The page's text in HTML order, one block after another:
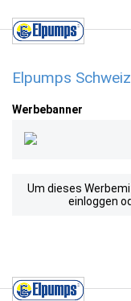
Elpumps
Werbebanner
Um dieses
einloggen